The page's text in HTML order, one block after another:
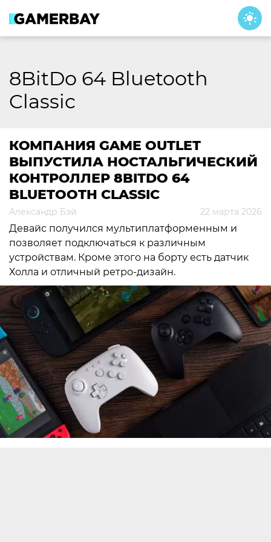
content
8BitDo 64 Bluetooth
Classic
КОМПАНИЯ GAME OUTLET
ВЫПУСТИЛА НОСТАЛЬГИЧЕСКИЙ
КОНТРОЛЛЕР 8BITDO 64
BLUETOOTH CLASSIC
Александр Бэй 22 марта 2026
Девайс получился мультиплатформенным и
позволяет подключаться к различным
устройствам. Кроме этого на борту есть датчик
Холла и отличный ретро-дизайн.